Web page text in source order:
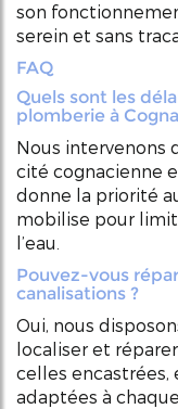
son
serein et sans
FAQ
Quels sont les
plomberie à
Nous intervenons
cité cognacienne
donne la priorité
mobilise pour
l’eau.
Pouvez-vous
canalisations ?
Oui, nous
localiser et
celles
adaptées à chaque